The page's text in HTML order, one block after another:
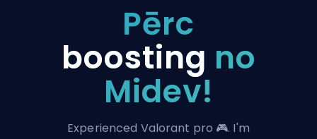
Pērc
boosting no
Midev!
Experienced Valorant pro 🎮. I'm